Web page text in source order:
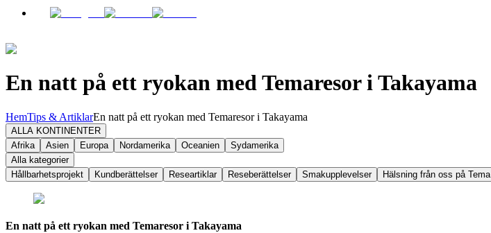
En natt på ett ryokan med Temaresor i Takayama
HemTips & ArtiklarEn natt på ett ryokan med Temaresor i Takayama
ALLA KONTINENTER
Afrika
Asien Europa Nordamerika Oceanien
Sydamerika
Alla kategorier
Hållbarhetsprojekt
Kundberättelser Researtiklar Reseberättelser Smakupplevelser Hälsning från oss på Tema
En natt på ett ryokan med Temaresor i Takayama